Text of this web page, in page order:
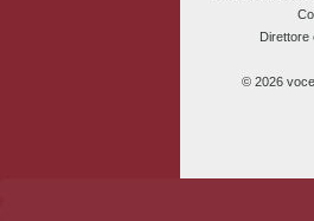
Direttore
© 2026